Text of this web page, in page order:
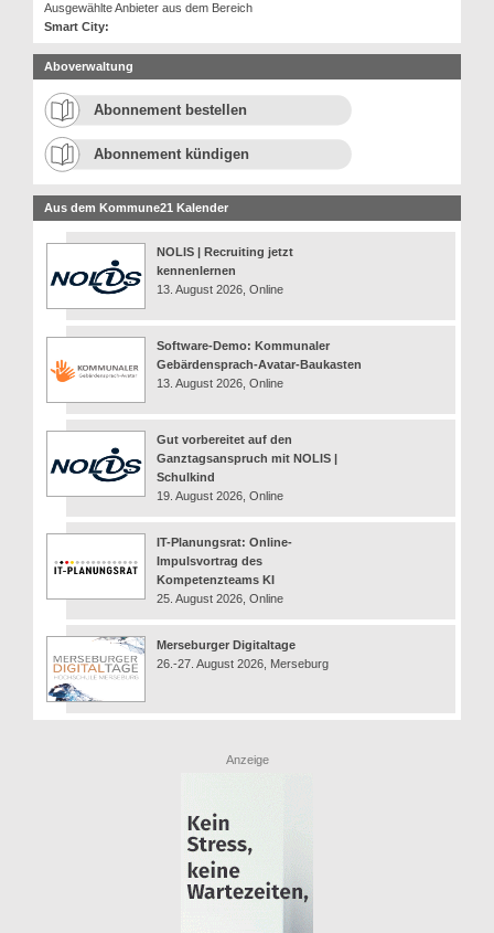
Ausgewählte Anbieter aus dem Bereich
Smart City:
Aboverwaltung
Abonnement bestellen
Abonnement kündigen
Aus dem Kommune21 Kalender
NOLIS | Recruiting jetzt
kennenlernen
13. August 2026, Online
Software-Demo: Kommunaler
Gebärdensprach-Avatar-Baukasten
13. August 2026, Online
Gut vorbereitet auf den
Ganztagsanspruch mit NOLIS |
Schulkind
19. August 2026, Online
IT-Planungsrat: Online-
Impulsvortrag des
Kompetenzteams KI
25. August 2026, Online
Merseburger Digitaltage
26.-27. August 2026, Merseburg
Anzeige